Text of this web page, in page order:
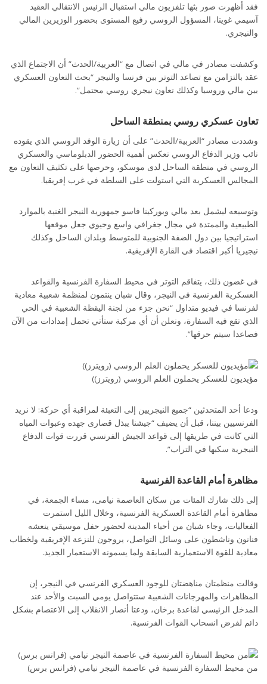
فقد أظهرت صور بثها تلفزيون مالي استقبال الرئيس الانتقالي العقيد
آسيمي غويتا، المسؤول الروسي رفيع المستوى بحضور الوزيرين المالي
والنيجري.
وكشفت مصادر في مالي في اتصال مع “العربية/الحدث” أن الاجتماع الذي
عقد بالتزامن مع تصاعد التوتر بين فرنسا والنيجر “بحث التعاون العسكري
بين مالي وروسيا وكذلك تعاون نيجري روسي محتمل”.
تعاون عسكري روسي بمنطقة الساحل
وشددت مصادر “العربية/الحدث” على أن زيارة الوفد الروسي الذي يقوده
نائب وزير الدفاع الروسي تعكس أهمية الحضور الدبلوماسي والعسكري
الروسي في منطقة الساحل لدى موسكو، وحرصها على تكثيف التعاون مع
المجالس العسكرية التي استولت على السلطة في غرب إفريقيا.
وتوسيعه ليشمل بعد مالي وبوركينا فاسو جمهورية النيجر الغنية بالموارد
الطبيعية والممتدة في مجال جغرافي واسع وحيوي جعل موقعها
استراتيجيا بين دول الضفة الجنوبية للمتوسط وبلدان الساحل وكذلك
نيجيريا أكبر اقتصاد في القارة الإفريقية.
في غضون ذلك، يتفاقم التوتر في محيط السفارة الفرنسية والقواعد
العسكرية الفرنسية في النيجر، وقال شبان ينتمون لمنظمة شعبية معادية
لفرنسا في فيديو متداول “نحن جزء من لجنة اليقظة الشعبية في الحي
الذي تقع فيه السفارة، ونعلن أن أي مركبة ستأتي تحمل إمدادات من الآن
فصاعدا سيتم حرقها”.
مؤيديون للعسكر يحملون العلم الروسي (رويترز))
ودعا أحد المتحدثين “جميع النيجريين إلى التعبئة لمراقبة أي حركة: لا نريد
الفرنسيين بيننا، قبل أن يضيف “جيشنا يبذل قصارى جهده وعبوات المياه
التي كانت في طريقها إلى قواعد الجيش الفرنسي قررت قوات الدفاع
النيجرية سكبها في التراب”.
مظاهرة أمام القاعدة الفرنسية
إلى ذلك شارك المئات من سكان العاصمة نيامى، مساء الجمعة، في
مظاهرة أمام القاعدة العسكرية الفرنسية، وخلال الليل استمرت
الفعاليات، وجاء شبان من أحياء المدينة لحضور حفل موسيقي ينعشه
فنانون وناشطون على وسائل التواصل، يروجون للنزعة الإفريقية ولخطاب
معادية للقوة الاستعمارية السابقة ولما يسمونه الاستعمار الجديد.
وقالت منظمتان مناهضتان للوجود العسكري الفرنسي في النيجر، إن
المظاهرات والمهرجانات الشعبية ستتواصل يومي السبت والأحد عند
المدخل الرئيسي لقاعدة برخان، ودعتا أنصار الانقلاب إلى الاعتصام بشكل
دائم لفرض انسحاب القوات الفرنسية.
من محيط السفارة الفرنسية في عاصمة النيجر نيامي (فرانس برس)